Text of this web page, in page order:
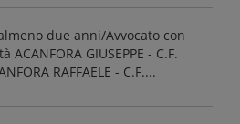
due anni/Avvocato con
GIUSEPPE - C.F.
RAFFAELE - C.F....